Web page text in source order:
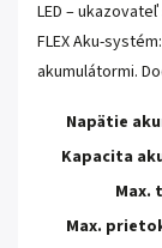
LED –
FLEX Aku-
akumulátormi.
Napätie
Kapacita
Max.
Max.